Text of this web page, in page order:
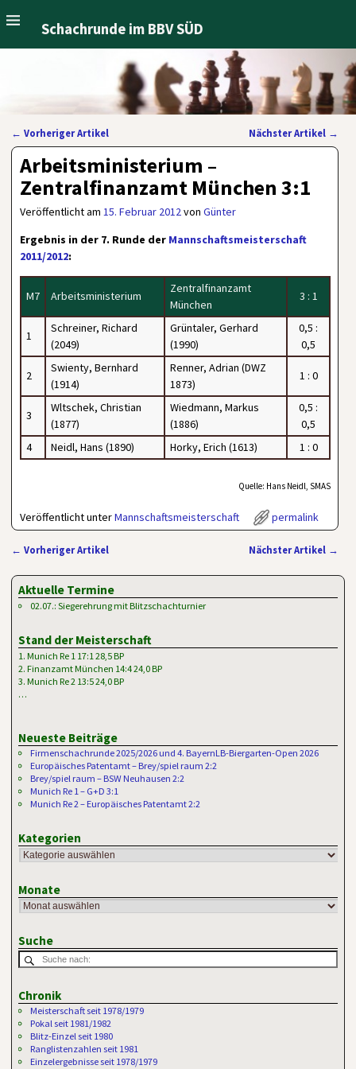
Schachrunde im BBV SÜD
Artikelnavigation
← Vorheriger Artikel Nächster Artikel →
Arbeitsministerium –
Zentralfinanzamt München 3:1
Veröffentlicht am15. Februar 2012vonGünter
Ergebnis in der 7. Runde der Mannschaftsmeisterschaft
2011/2012:
M7 Arbeitsministerium
Zentralfinanzamt
München
3 : 1
1
Schreiner, Richard
(2049)
Grüntaler, Gerhard
(1990)
0,5 :
0,5
2
Swienty, Bernhard
(1914)
Renner, Adrian (DWZ
1873)
1 : 0
3
Wltschek, Christian
(1877)
Wiedmann, Markus
(1886)
0,5 :
0,5
4
Neidl, Hans (1890) Horky, Erich (1613) 1 : 0
Quelle: Hans Neidl, SMAS
Veröffentlicht unterMannschaftsmeisterschaft permalink
← Vorheriger Artikel Nächster Artikel →
Aktuelle Termine
02.07.: Siegerehrung mit Blitzschachturnier
Stand der Meisterschaft
1. Munich Re 1 17:1 28,5 BP
2. Finanzamt München 14:4 24,0 BP
3. Munich Re 2 13:5 24,0 BP
…
Neueste Beiträge
Firmenschachrunde 2025/2026 und 4. BayernLB-Biergarten-Open 2026
Europäisches Patentamt – Brey/spiel raum 2:2
Brey/spiel raum – BSW Neuhausen 2:2
Munich Re 1 – G+D 3:1
Munich Re 2 – Europäisches Patentamt 2:2
Kategorien
Monate
Suche
Chronik
Meisterschaft seit 1978/1979
Pokal seit 1981/1982
Blitz-Einzel seit 1980
Ranglistenzahlen seit 1981
Einzelergebnisse seit 1978/1979